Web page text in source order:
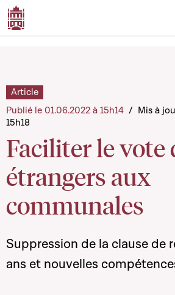
Faciliter le vote
étrangers aux
communales
Article
Publié le 01.06.2022 à 15h14 / Mis à
15h18
Suppression de la clause de
ans et nouvelles